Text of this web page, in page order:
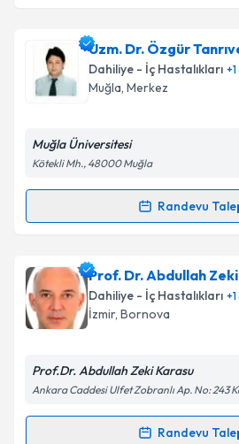
Uzm. Dr. Süleyman Erdoğdu
talebi oluşturun. Size bu
için bir takvim hazırlandığında
bilgilendireceğiz.
E-posta Adresiniz
Kişisel verilerimin
kapsamda işlenmesini kabul
Takvim Talebini
Uzm. Dr. Özgür
Dahiliye - İç Hastalıkları +1
Muğla, Merkez
Muğla Üniversitesi
Kötekli Mh., 48000 Muğla
Randevu
Randevu Takvimi Talebi
Uzm. Dr. Özgür Tanrıverdi
talebi oluşturun. Size bu
için bir takvim hazırlandığında
bilgilendireceğiz.
Prof. Dr. Abdullah
Dahiliye - İç Hastalıkları +1
İzmir, Bornova
Prof.Dr. Abdullah Zeki Karasu
Ankara Caddesi Ulfet Zobranlı Ap. No: 243
Randevu